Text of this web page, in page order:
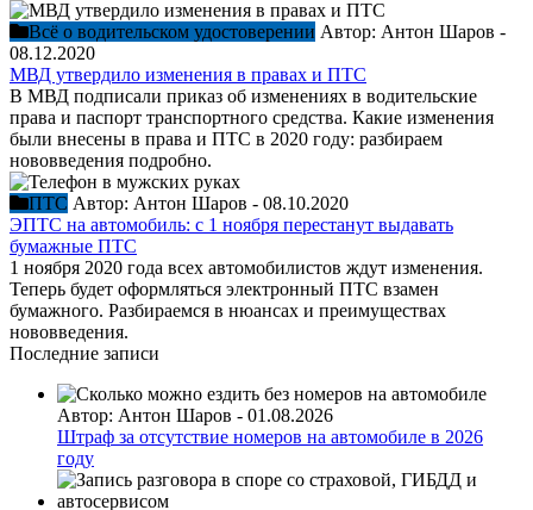
Всё о водительском удостоверении Автор: Антон Шаров -
08.12.2020
МВД утвердило изменения в правах и ПТС
В МВД подписали приказ об изменениях в водительские
права и паспорт транспортного средства. Какие изменения
были внесены в права и ПТС в 2020 году: разбираем
нововведения подробно.
ПТС Автор: Антон Шаров - 08.10.2020
ЭПТС на автомобиль: с 1 ноября перестанут выдавать
бумажные ПТС
1 ноября 2020 года всех автомобилистов ждут изменения.
Теперь будет оформляться электронный ПТС взамен
бумажного. Разбираемся в нюансах и преимуществах
нововведения.
Последние записи
Автор: Антон Шаров - 01.08.2026
Штраф за отсутствие номеров на автомобиле в 2026
году